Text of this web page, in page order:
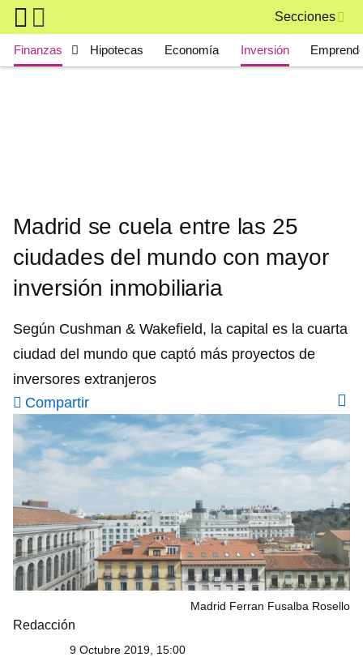
Skip to main content
Secciones
Main navigation
Finanzas Hipotecas Economía Inversión
Madrid se cuela entre las 25
ciudades del mundo con mayor
inversión inmobiliaria
Según Cushman & Wakefield, la capital es la cuarta
ciudad del mundo que captó más proyectos de
inversores extranjeros
Compartir
Madrid Ferran Fusalba Rosello
Redacción
9 Octubre 2019, 15:00